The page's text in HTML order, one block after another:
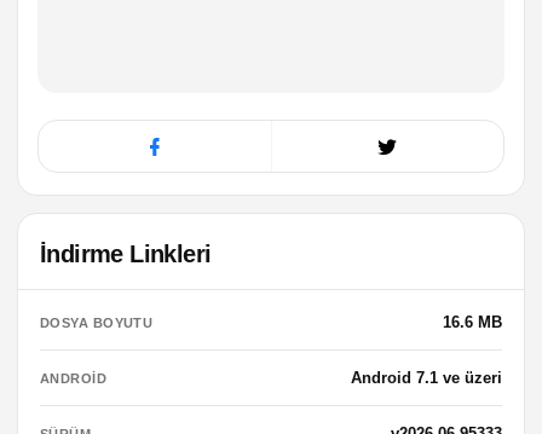
İndirme Linkleri
DOSYA BOYUTU 16.6 MB
ANDROID Android 7.1 ve üzeri